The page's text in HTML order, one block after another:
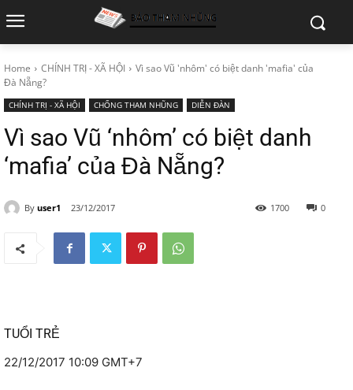
Home CHÍNH TRỊ - XÃ HỘI
Vì sao Vũ 'nhôm' có biệt danh 'mafia' của
Đà Nẵng?
CHÍNH TRỊ - XÃ HỘI CHỐNG THAM NHŨNG DIỄN ĐÀN
Vì sao Vũ ‘nhôm’ có biệt danh
‘mafia’ của Đà Nẵng?
By user1 23/12/2017 0
1700
TUỔI TRẺ
22/12/2017 10:09 GMT+7